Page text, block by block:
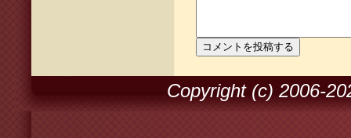
Copyright (c) 2006-